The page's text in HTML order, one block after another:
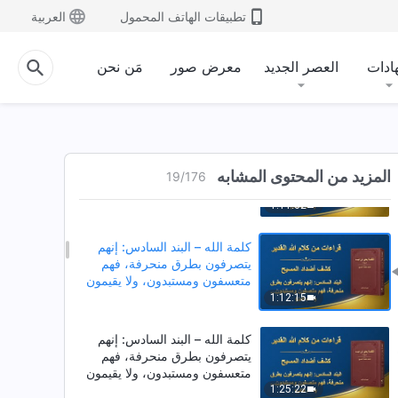
تطبيقات الهاتف المحمول العربية
العصر الجديد معرض صور مَن نحن
المزيد من المحتوى المشابه 19/176
كلمة الله – البند الخامس: يضللون
الناس ويستميلونهم ويُهدِّدونهم
1:11:02
كلمة الله – البند الخامس: يضللون
الناس ويستميلونهم ويُهدِّدونهم
ويتحكَّمون بهم (القسم السادس)
1:12:15
كلمة الله – البند السادس: إنهم
يتصرفون بطرق منحرفة، فهم
متعسفون ومستبدون، ولا يقيمون
1:25:22
كلمة الله – البند السادس: إنهم
يتصرفون بطرق منحرفة، فهم
متعسفون ومستبدون، ولا يقيمون